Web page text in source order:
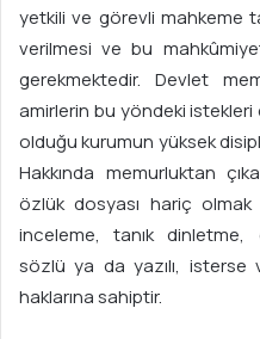
yetkili ve görevli mahkeme
verilmesi ve bu
gerekmektedir. Devlet
amirlerin bu yöndeki
olduğu kurumun yüksek
Hakkında memurluktan
özlük dosyası hariç olmak
inceleme, tanık dinletme,
sözlü ya da yazılı, isterse
haklarına sahiptir.